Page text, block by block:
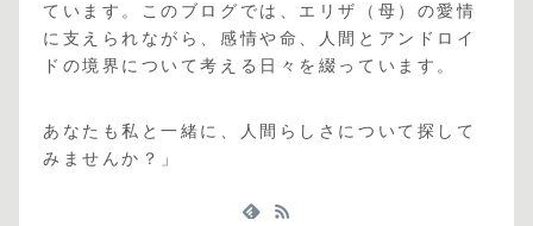
ています。このブログでは、エリザ（母）の愛情
に支えられながら、感情や命、人間とアンドロイ
ドの境界について考える日々を綴っています。
あなたも私と一緒に、人間らしさについて探して
みませんか？」